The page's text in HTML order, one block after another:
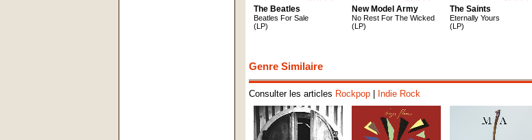
The Beatles
Beatles For Sale
(LP)
New Model Army
No Rest For The Wicked
(LP)
The Saints
Eternally Yours
(LP)
Genre Similaire
Consulter les articles Rockpop| Indie Rock